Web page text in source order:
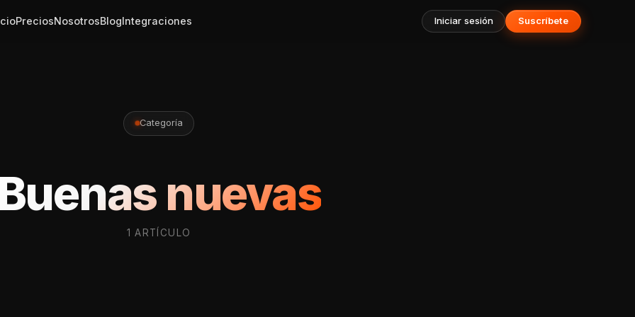
PreciosNosotrosBlogIntegraciones Iniciar sesión Suscríbete
Categoría
nuevas
1 ARTÍCULO